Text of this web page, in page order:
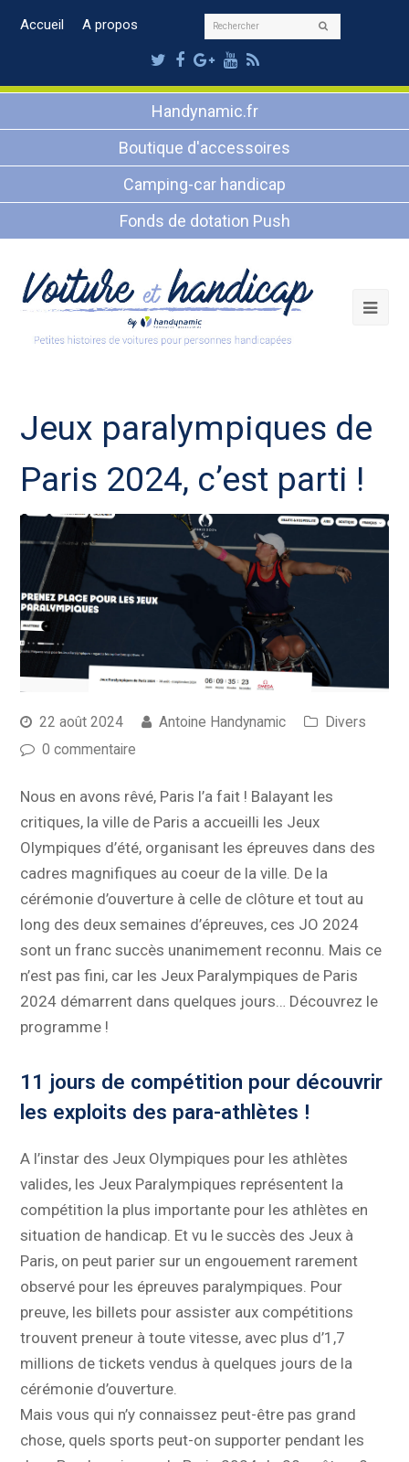
Accueil A propos Rechercher
Twitter
Facebook
Google
Plus
Youtube
RSS
Handynamic.fr
Boutique d'accessoires
Camping-car handicap
Fonds de dotation Push
Jeux paralympiques de
Paris 2024, c’est parti !
22 août 2024 Antoine Handynamic
Divers
0 commentaire
Nous en avons rêvé, Paris l’a fait ! Balayant les
critiques, la ville de Paris a accueilli les Jeux
Olympiques d’été, organisant les épreuves dans des
cadres magnifiques au coeur de la ville. De la
cérémonie d’ouverture à celle de clôture et tout au
long des deux semaines d’épreuves, ces JO 2024
sont un franc succès unanimement reconnu. Mais ce
n’est pas fini, car les Jeux Paralympiques de Paris
2024 démarrent dans quelques jours… Découvrez le
programme !
11 jours de compétition pour découvrir
les exploits des para-athlètes !
A l’instar des Jeux Olympiques pour les athlètes
valides, les Jeux Paralympiques représentent la
compétition la plus importante pour les athlètes en
situation de handicap. Et vu le succès des Jeux à
Paris, on peut parier sur un engouement rarement
observé pour les épreuves paralympiques. Pour
preuve, les billets pour assister aux compétitions
trouvent preneur à toute vitesse, avec plus d’1,7
millions de tickets vendus à quelques jours de la
cérémonie d’ouverture.
Mais vous qui n’y connaissez peut-être pas grand
chose, quels sports peut-on supporter pendant les